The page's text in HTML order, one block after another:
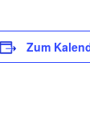
Zum